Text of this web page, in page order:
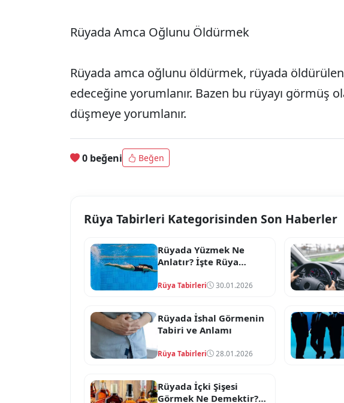
Rüyada Amca Oğlunu Öldürmek
Rüyada amca oğlunu öldürmek, rüyada
edeceğine yorumlanır. Bazen bu rüyayı görmüş
düşmeye yorumlanır.
0 beğeni Beğen
Rüya Tabirleri Kategorisinden Son Haberler
Rüyada Yüzmek Ne
Anlatır? İşte Rüya
Rüya Tabirleri 30.01.2026
Rüyada İshal Görmenin
Tabiri ve Anlamı
Rüya Tabirleri 28.01.2026
Rüyada İçki Şişesi
Görmek Ne Demektir?